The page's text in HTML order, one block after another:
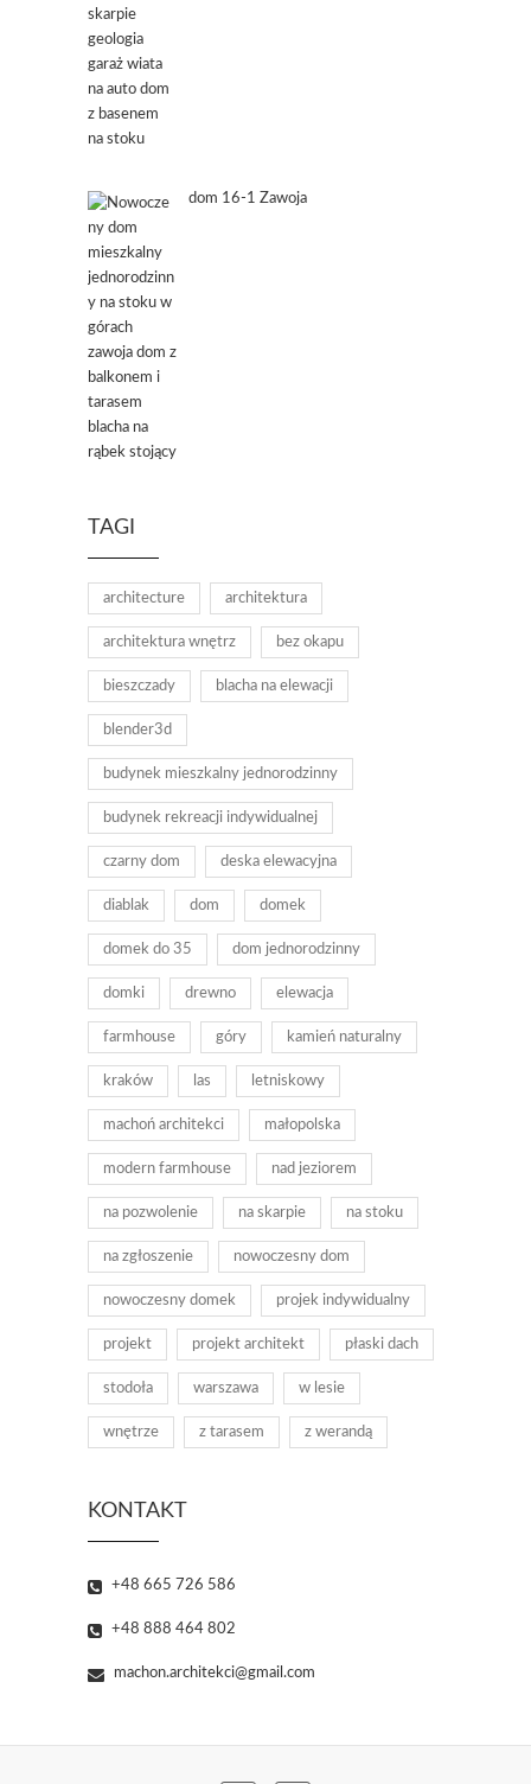
dom 16-1 Zawoja
TAGI
architecture architektura
architektura wnętrz bez okapu
bieszczady blacha na elewacji
blender3d
budynek mieszkalny jednorodzinny
budynek rekreacji indywidualnej
czarny dom deska elewacyjna
diablak dom domek
domek do 35 dom jednorodzinny
domki drewno elewacja
farmhouse góry kamień naturalny
kraków las letniskowy
machoń architekci małopolska
modern farmhouse nad jeziorem
na pozwolenie na skarpie na stoku
na zgłoszenie nowoczesny dom
nowoczesny domek projek indywidualny
projekt projekt architekt płaski dach
stodoła warszawa w lesie
wnętrze z tarasem z werandą
KONTAKT
+48 665 726 586
+48 888 464 802
machon.architekci@gmail.com